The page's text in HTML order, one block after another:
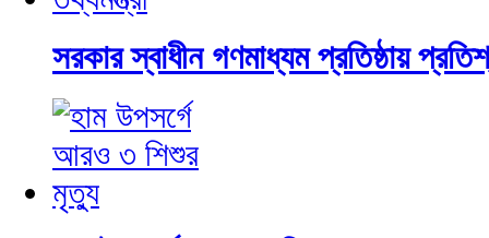
সরকার স্বাধীন গণমাধ্যম প্রতিষ্ঠায়